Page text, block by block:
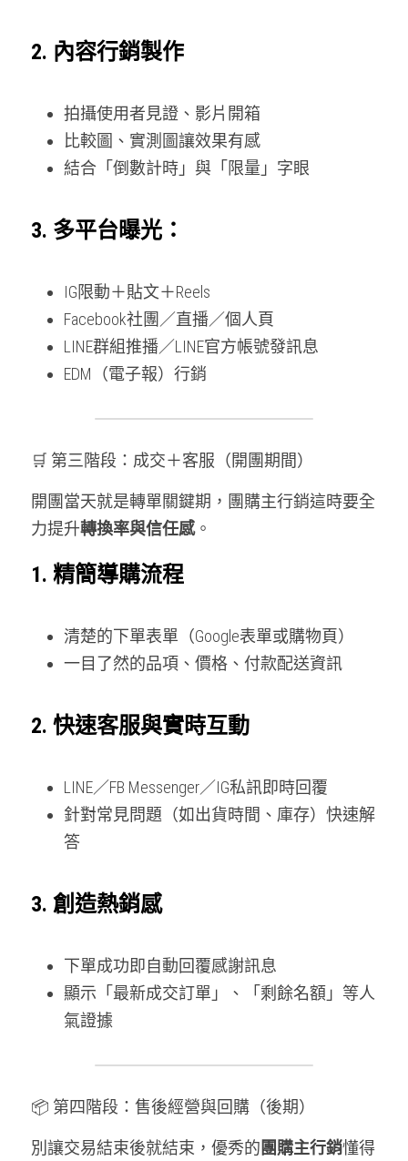
2. 內容行銷製作
拍攝使用者見證、影片開箱
比較圖、實測圖讓效果有感
結合「倒數計時」與「限量」字眼
3. 多平台曝光：
IG限動＋貼文＋Reels
Facebook社團／直播／個人頁
LINE群組推播／LINE官方帳號發訊息
EDM（電子報）行銷
🛒 第三階段：成交＋客服（開團期間）
開團當天就是轉單關鍵期，團購主行銷這時要全
力提升轉換率與信任感。
1. 精簡導購流程
清楚的下單表單（Google表單或購物頁）
一目了然的品項、價格、付款配送資訊
2. 快速客服與實時互動
LINE／FB Messenger／IG私訊即時回覆
針對常見問題（如出貨時間、庫存）快速解
答
3. 創造熱銷感
下單成功即自動回覆感謝訊息
顯示「最新成交訂單」、「剩餘名額」等人
氣證據
📦 第四階段：售後經營與回購（後期）
別讓交易結束後就結束，優秀的團購主行銷懂得